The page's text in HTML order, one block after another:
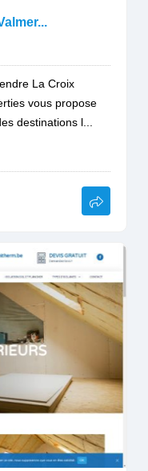
La Croix
vous propose
destinations l...